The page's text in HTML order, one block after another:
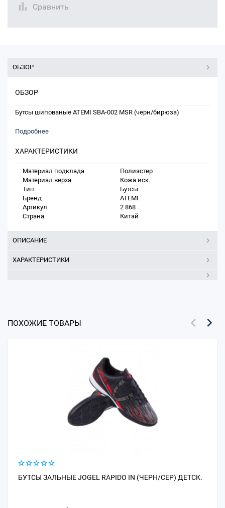
Сравнить
ОБЗОР
ОБЗОР
Бутсы шипованые ATEMI SBA-002 MSR (черн/бирюза)
Подробнее
ХАРАКТЕРИСТИКИ
Материал подклада
Полиэстер
Материал верха
Кожа иск.
Тип
Бутсы
Бренд
ATEMI
Артикул
2 868
Страна
Китай
ОПИСАНИЕ
ХАРАКТЕРИСТИКИ
ПОХОЖИЕ ТОВАРЫ
БУТСЫ ЗАЛЬНЫЕ JOGEL RAPIDO IN (ЧЕРН/СЕР) ДЕТСК.